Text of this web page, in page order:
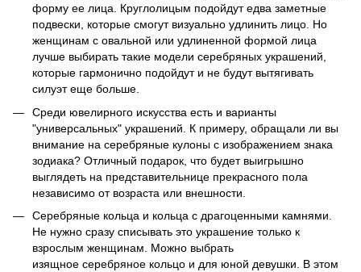
форму ее лица. Круглолицым подойдут едва заметные
подвески, которые смогут визуально удлинить лицо. Но
женщинам с овальной или удлиненной формой лица
лучше выбирать такие модели серебряных украшений,
которые гармонично подойдут и не будут вытягивать
силуэт еще больше.
Среди ювелирного искусства есть и варианты
"универсальных" украшений. К примеру, обращали ли вы
внимание на серебряные кулоны с изображением знака
зодиака? Отличный подарок, что будет выигрышно
выглядеть на представительнице прекрасного пола
независимо от возраста или внешности.
Серебряные кольца и кольца с драгоценными камнями.
Не нужно сразу списывать это украшение только к
взрослым женщинам. Можно выбрать
изящное серебряное кольцо и для юной девушки. В этом